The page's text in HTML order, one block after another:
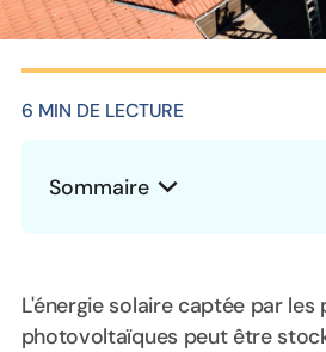
6 MIN DE LECTURE
Sommaire
L'énergie solaire captée par les
photovoltaïques peut être